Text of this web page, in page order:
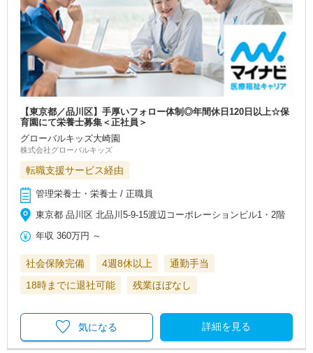
【東京都／品川区】手厚いフォロー体制◎年間休日120日以上☆保
育園にて栄養士募集＜正社員＞
グローバルキッズ大崎園
株式会社グローバルキッズ
転職支援サービス経由
管理栄養士・栄養士 / 正職員
東京都 品川区 北品川5-9-15渡辺コーポレーションビル1・2階
年収 360万円 ～
社会保険完備 4週8休以上
通勤手当
18時までに退社可能
残業ほぼなし
詳細を見る
気になる